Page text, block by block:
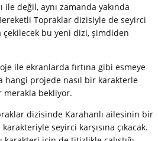
ile değil, aynı zamanda yakında
Topraklar dizisiyle de seyirci
çekilecek bu yeni dizi, şimdiden
ile ekranlarda fırtına gibi esmeye
hangi projede nasıl bir karakterle
merakla bekliyor.
dizisinde Karahanlı ailesinin bir
seyirci karşısına çıkacak.